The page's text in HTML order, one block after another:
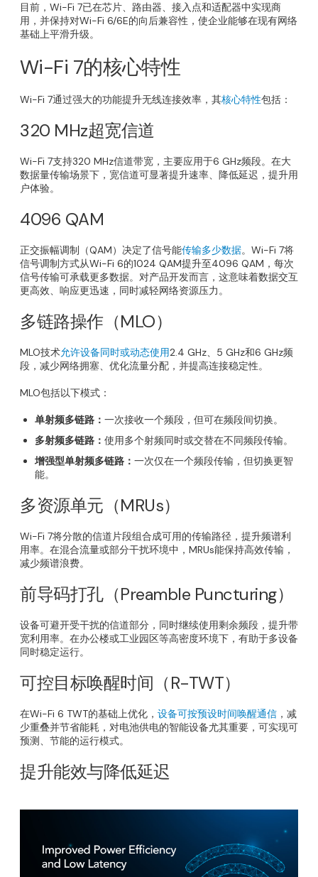
目前，Wi-Fi 7已在芯片、路由器、接入点和适配器中实现商
用，并保持对Wi-Fi 6/6E的向后兼容性，使企业能够在现有网络
基础上平滑升级。
Wi-Fi 7的核心特性
Wi-Fi 7通过强大的功能提升无线连接效率，其核心特性包括：
320 MHz超宽信道
Wi-Fi 7支持320 MHz信道带宽，主要应用于6 GHz频段。在大
数据量传输场景下，宽信道可显著提升速率、降低延迟，提升用
户体验。
4096 QAM
正交振幅调制（QAM）决定了信号能传输多少数据。Wi-Fi 7将
信号调制方式从Wi-Fi 6的1024 QAM提升至4096 QAM，每次
信号传输可承载更多数据。对产品开发而言，这意味着数据交互
更高效、响应更迅速，同时减轻网络资源压力。
多链路操作（MLO）
MLO技术允许设备同时或动态使用2.4 GHz、5 GHz和6 GHz频
段，减少网络拥塞、优化流量分配，并提高连接稳定性。
MLO包括以下模式：
单射频多链路： 一次接收一个频段，但可在频段间切换。
多射频多链路： 使用多个射频同时或交替在不同频段传输。
增强型单射频多链路： 一次仅在一个频段传输，但切换更智
能。
多资源单元（MRUs）
Wi-Fi 7将分散的信道片段组合成可用的传输路径，提升频谱利
用率。在混合流量或部分干扰环境中，MRUs能保持高效传输，
减少频谱浪费。
前导码打孔（Preamble Puncturing）
设备可避开受干扰的信道部分，同时继续使用剩余频段，提升带
宽利用率。在办公楼或工业园区等高密度环境下，有助于多设备
同时稳定运行。
可控目标唤醒时间（R-TWT）
在Wi-Fi 6 TWT的基础上优化， 设备可按预设时间唤醒通信 ，减
少重叠并节省能耗，对电池供电的智能设备尤其重要，可实现可
预测、节能的运行模式。
提升能效与降低延迟